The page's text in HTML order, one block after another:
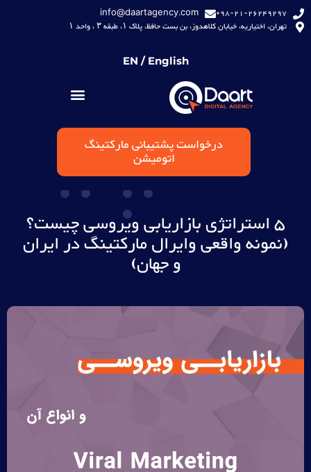
98-21-26249297+
info@daartagency.com
تهران، اختیاریه، خیابان کلاهدوز، بن بست حافظ، پلاک ۱، طبقه ۳ ، واحد ۱
EN / English
درخواست پشتیبانی مارکتینگ
اتومیشن
5 استراتژی بازاریابی ویروسی چیست؟
(نمونه واقعی وایرال مارکتینگ در ایران
و جهان)